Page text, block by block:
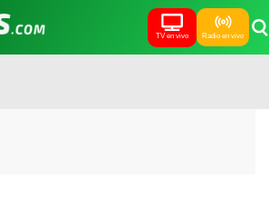
TV en vivo Radio en vivo